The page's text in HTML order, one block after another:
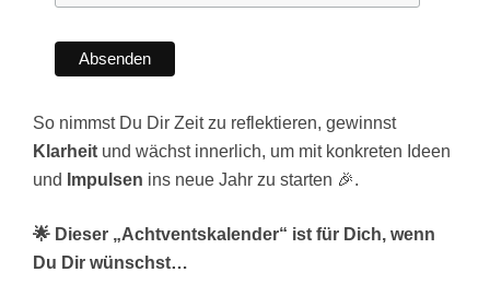
So nimmst Du Dir Zeit zu reflektieren, gewinnst
Klarheit und wächst innerlich, um mit konkreten Ideen
und
Impulsen ins neue Jahr zu starten 🎉.
🌟 Dieser „Achtventskalender“ ist für Dich, wenn
Du Dir wünschst…